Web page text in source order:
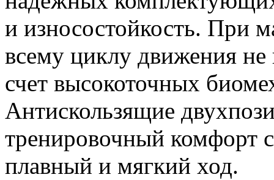
и износостойкость. При
всему циклу движения не
счет высокоточных
Антискользящие
тренировочный комфорт
плавный и мягкий ход.